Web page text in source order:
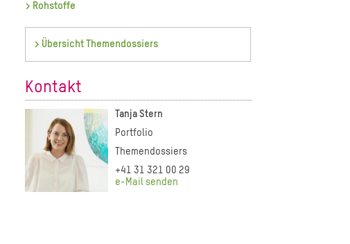
> Rohstoffe
> Übersicht Themendossiers
Kontakt
Tanja Stern
Portfolio
Themendossiers
+41 31 321 00 29
e-Mail senden